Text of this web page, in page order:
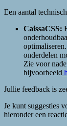
Een aantal
CaissaCSS:
onderdelen
Zie voor
bijvoorbeeld
Jullie feedback is
Je kunt suggesties
hieronder een